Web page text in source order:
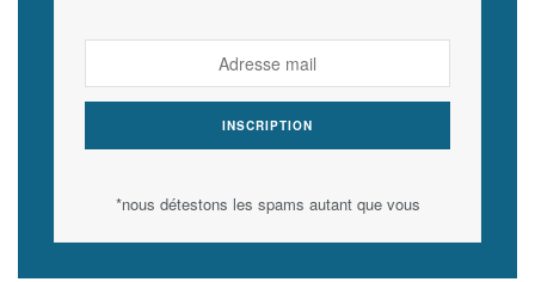
*nous détestons les spams autant que vous